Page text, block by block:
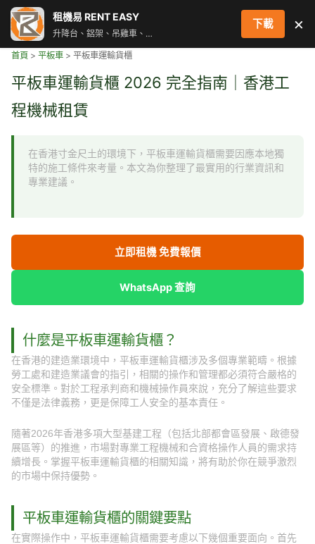
首頁 > 平板車 > 平板車運輸貨櫃
平板車運輸貨櫃 2026 完全指南｜香港工
程機械租賃
在香港寸金尺土的環境下，平板車運輸貨櫃需要因應本地獨
特的施工條件來考量。本文為你整理了最實用的行業資訊和
專業建議。
立即租機 免費報價
WhatsApp 查詢
什麼是平板車運輸貨櫃？
在香港的建造業環境中，平板車運輸貨櫃涉及多個專業範疇。根據
勞工處和建造業議會的指引，相關的操作和管理都必須符合嚴格的
安全標準。對於工程承判商和機械操作員來說，充分了解這些要求
不僅是法律義務，更是保障工人安全的基本責任。
隨著2026年香港多項大型基建工程（包括北部都會區發展、啟德發
展區等）的推進，市場對專業工程機械和合資格操作人員的需求持
續增長。掌握平板車運輸貨櫃的相關知識，將有助於你在競爭激烈
的市場中保持優勢。
平板車運輸貨櫃的關鍵要點
在實際操作中，平板車運輸貨櫃需要考慮以下幾個重要面向。首先
租機易 RENT EASY
升降台、鋁架、吊雞車、街燈車 即時叫車配對服務
下載 ×